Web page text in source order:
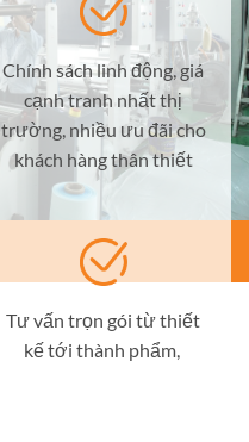
Chính sách linh động, giá
cạnh tranh nhất thị
trường, nhiều ưu đãi cho
khách hàng thân thiết
Tư vấn trọn gói từ thiết
kế tới thành phẩm,